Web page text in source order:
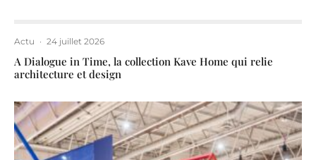
Actu · 24 juillet 2026
A Dialogue in Time, la collection Kave Home qui relie
architecture et design